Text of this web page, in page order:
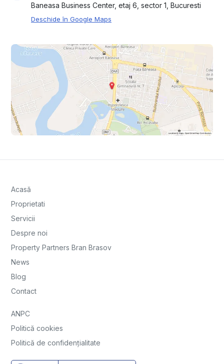
Baneasa Business Center, etaj 6, sector 1, Bucuresti
Deschide în Google Maps
Acasă
Proprietati
Servicii
Despre noi
Property Partners Bran Brasov
News
Blog
Contact
ANPC
Politică cookies
Politică de confidențialitate